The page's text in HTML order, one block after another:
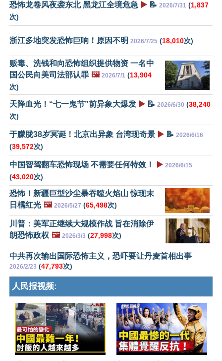
恐怖龙卷风夜袭东北 黑龙江全境危急 ▶️ 📝 2026/7/31 (1,837
次)
浙江多地突发恐怖巨响！原因不明 2026/7/25 (18,010次)
贩毒、洗钱和向恐怖组织提供物资 一名中
国公民向美司法部认罪 🖼️ 2026/7/1 (13,904
次)
天降血光！“七一鬼节”前异象大爆发 ▶️ 📝 2026/6/30 (38,240
次)
于朦胧38岁冥诞！北京出异象 台湾现奇景 ▶️ 📝 2026/6/16
(39,572次)
中国智驾翻车恐怖现场 不需要任何特效！ ▶️ 2026/6/15
(43,020次)
恐怖！新疆巨型沙尘暴吞噬火焰山 惊现末
日橘红光 🖼️ 2026/5/27 (65,498次)
川普：美军正继续大规模作战 旨在消除伊
朗恐怖政权 🖼️ 2026/3/3 (27,998次)
中共再次输出国际恐怖主义，恐吓要让丹麦首相出事
2026/2/23 (47,793次)
人民报视频: